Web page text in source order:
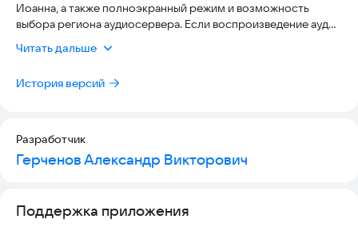
Иоанна, а также полноэкранный режим и возможность
выбора региона аудиосервера. Если воспроизведение аудио
аудиосервера в настройках приложения.
Читать дальше
История версий
Разработчик
Герченов Александр Викторович
Поддержка приложения